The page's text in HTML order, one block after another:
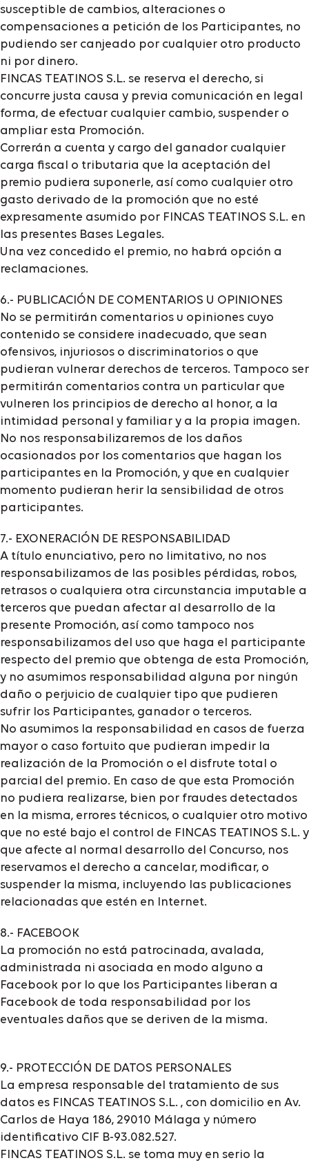
susceptible de cambios, alteraciones o
compensaciones a petición de los Participantes, no
pudiendo ser canjeado por cualquier otro producto
ni por dinero.
FINCAS TEATINOS S.L. se reserva el derecho, si
concurre justa causa y previa comunicación en legal
forma, de efectuar cualquier cambio, suspender o
ampliar esta Promoción.
Correrán a cuenta y cargo del ganador cualquier
carga fiscal o tributaria que la aceptación del
premio pudiera suponerle, así como cualquier otro
gasto derivado de la promoción que no esté
expresamente asumido por FINCAS TEATINOS S.L. en
las presentes Bases Legales.
Una vez concedido el premio, no habrá opción a
reclamaciones.
6.- PUBLICACIÓN DE COMENTARIOS U OPINIONES
No se permitirán comentarios u opiniones cuyo
contenido se considere inadecuado, que sean
ofensivos, injuriosos o discriminatorios o que
pudieran vulnerar derechos de terceros. Tampoco ser
permitirán comentarios contra un particular que
vulneren los principios de derecho al honor, a la
intimidad personal y familiar y a la propia imagen.
No nos responsabilizaremos de los daños
ocasionados por los comentarios que hagan los
participantes en la Promoción, y que en cualquier
momento pudieran herir la sensibilidad de otros
participantes.
7.- EXONERACIÓN DE RESPONSABILIDAD
A título enunciativo, pero no limitativo, no nos
responsabilizamos de las posibles pérdidas, robos,
retrasos o cualquiera otra circunstancia imputable a
terceros que puedan afectar al desarrollo de la
presente Promoción, así como tampoco nos
responsabilizamos del uso que haga el participante
respecto del premio que obtenga de esta Promoción,
y no asumimos responsabilidad alguna por ningún
daño o perjuicio de cualquier tipo que pudieren
sufrir los Participantes, ganador o terceros.
No asumimos la responsabilidad en casos de fuerza
mayor o caso fortuito que pudieran impedir la
realización de la Promoción o el disfrute total o
parcial del premio. En caso de que esta Promoción
no pudiera realizarse, bien por fraudes detectados
en la misma, errores técnicos, o cualquier otro motivo
que no esté bajo el control de FINCAS TEATINOS S.L. y
que afecte al normal desarrollo del Concurso, nos
reservamos el derecho a cancelar, modificar, o
suspender la misma, incluyendo las publicaciones
relacionadas que estén en Internet.
8.- FACEBOOK
La promoción no está patrocinada, avalada,
administrada ni asociada en modo alguno a
Facebook por lo que los Participantes liberan a
Facebook de toda responsabilidad por los
eventuales daños que se deriven de la misma.
9.- PROTECCIÓN DE DATOS PERSONALES
La empresa responsable del tratamiento de sus
datos es FINCAS TEATINOS S.L. , con domicilio en Av.
Carlos de Haya 186, 29010 Málaga y número
identificativo CIF B-93.082.527.
FINCAS TEATINOS S.L. se toma muy en serio la